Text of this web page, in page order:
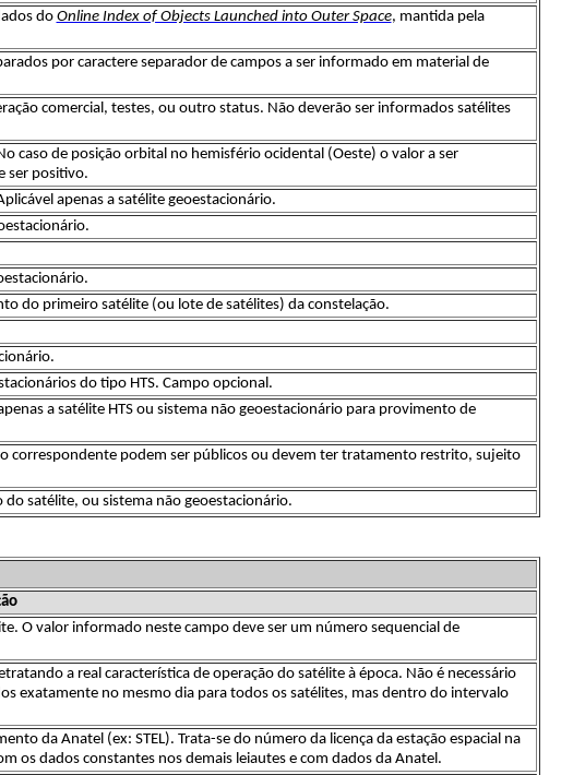
do​ Online Index of Objects Launched into Outer Space, mantida pela
por caractere separador de campos a ser informado em material de
comercial, testes, ou outro status. Não deverão ser informados satélites
caso de posição orbital no hemisfério ocidental (Oeste) o valor a ser
ser positivo.
apenas a satélite geoestacionário.
do primeiro satélite (ou lote de satélites) da constelação.
do tipo HTS. Campo opcional.
a satélite HTS ou sistema não geoestacionário para provimento de
correspondente podem ser públicos ou devem ter tratamento restrito, sujeito
satélite, ou sistema não geoestacionário.
O valor informado neste campo deve ser um número sequencial de
a real característica de operação do satélite à época. Não é necessário
exatamente no mesmo dia para todos os satélites, mas dentro do intervalo
da Anatel (ex: STEL). Trata-se do número da licença da estação espacial na
os dados constantes nos demais leiautes e com dados da Anatel.